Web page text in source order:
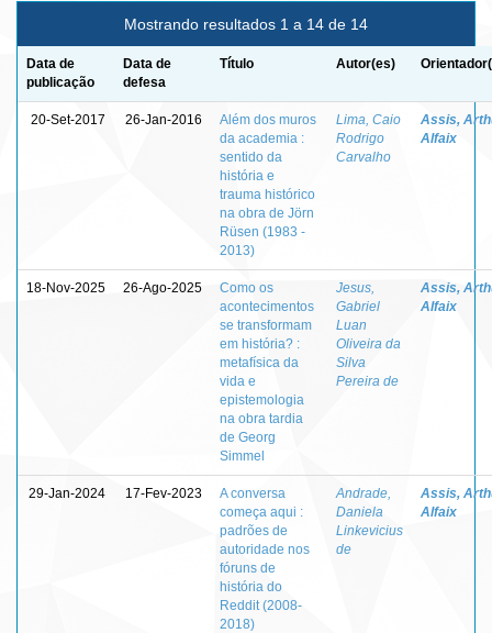
Mostrando resultados 1 a 14 de 14
Data de
publicação
Data de
defesa
Título Autor(es)
20-Set-2017 26-Jan-2016
Além dos muros
da academia :
sentido da
história e
trauma histórico
na obra de Jörn
Rüsen (1983 -
2013)
Lima, Caio
Rodrigo
Carvalho
Assis,
Alfaix
18-Nov-2025 26-Ago-2025
Como os
acontecimentos
se transformam
em história? :
metafísica da
vida e
epistemologia
na obra tardia
de Georg
Simmel
Jesus,
Gabriel
Luan
Oliveira da
Silva
Pereira de
Assis,
Alfaix
29-Jan-2024 17-Fev-2023
A conversa
começa aqui :
padrões de
autoridade nos
fóruns de
história do
Reddit (2008-
2018)
Andrade,
Daniela
Linkevicius
de
Assis,
Alfaix